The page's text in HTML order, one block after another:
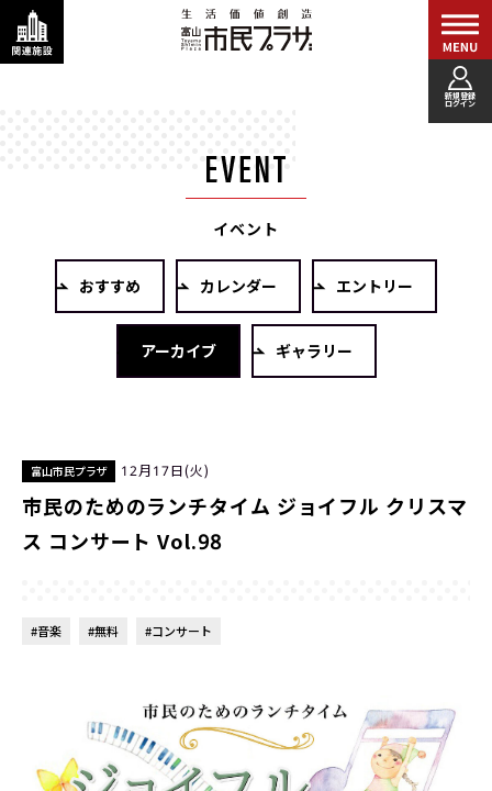
新規登録
ログイン
イベント
おすすめ カレンダー エントリー
アーカイブ ギャラリー
市民のためのランチタイム ジョイフル クリスマ
ス コンサート Vol.98
富山市民プラザ 12月17日(火)
#音楽 #無料 #コンサート